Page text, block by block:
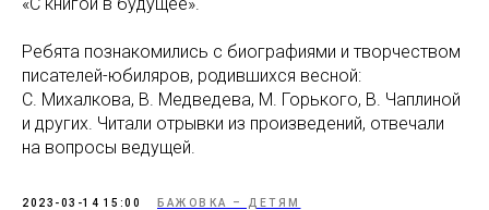
Ребята познакомились с биографиями и творчеством
писателей-юбиляров, родившихся весной:
С. Михалкова, В. Медведева, М. Горького, В. Чаплиной
и других. Читали отрывки из произведений, отвечали
на вопросы ведущей.
2023-03-14 15:00 БАЖОВКА – ДЕТЯМ